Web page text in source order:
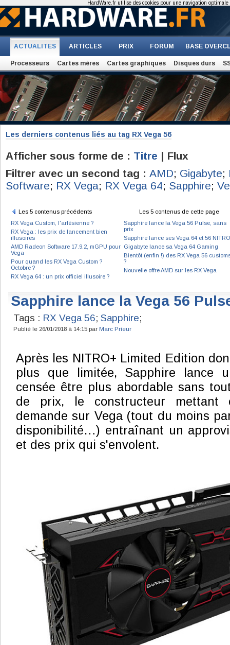
ACTUALITES ARTICLES PRIX FORUM BASE
Processeurs Cartes mères Cartes graphiques Disques durs
Les derniers contenus liés au tag RX Vega 56
Afficher sous forme de : Titre | Flux
Filtrer avec un second tag : AMD; Gigabyte;
Software; RX Vega; RX Vega 64; Sapphire;
Les 5 contenus précédents
RX Vega Custom, l'arlésienne ?
RX Vega : les prix de lancement bien
illusoires
AMD Radeon Software 17.9.2, mGPU pour
Vega
Pour quand les RX Vega Custom ?
Octobre ?
RX Vega 64 : un prix officiel illusoire ?
Les 5 contenus de cette page
Sapphire lance la Vega 56 Pulse, sans
prix
Sapphire lance ses Vega 64 et 56
Gigabyte lance sa Vega 64 Gaming
Bientôt (enfin !) des RX Vega 56
?
Nouvelle offre AMD sur les RX Vega
Sapphire lance la Vega 56
Tags : RX Vega 56; Sapphire;
Publié le 26/01/2018 à 14:15 par Marc Prieur
Après les NITRO+ Limited Edition
plus que limitée, Sapphire lance
censée être plus abordable sans
de prix, le constructeur
demande sur Vega (tout du moins
disponibilité…) entraînant un
et des prix qui s'envolent.
HardWare.fr utilise des cookies pour une navigation